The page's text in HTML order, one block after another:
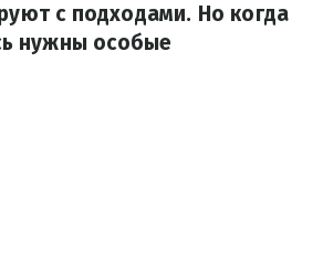
с подходами. Но когда
нужны особые